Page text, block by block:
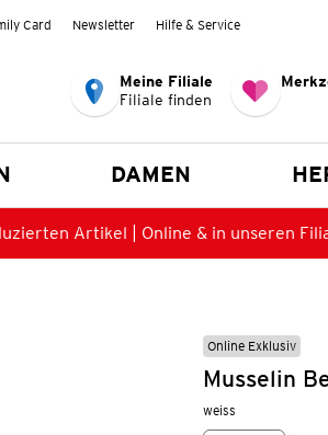
Card Newsletter Hilfe & Service
Meine Filiale
Filiale finden
DAMEN
Artikel | Online & in unseren
Online Exklusiv
Musselin
weiss